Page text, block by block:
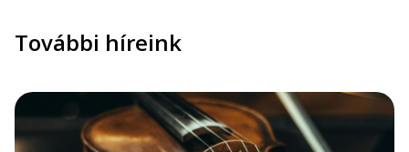
További híreink